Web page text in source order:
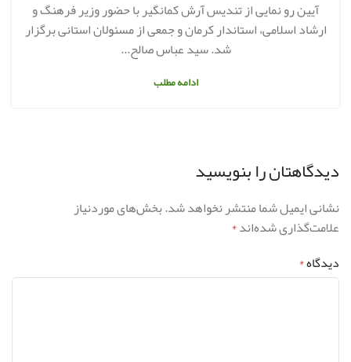
آیین رو نمایی از تندیس آرش کمانگیر با حضور وزیر فرهنگ و
ارشاد اسلامی، استاندار کرمان و جمعی از مسئولان استانی برگزار
شد. سید عباس صالح...
ادامه مطلب
دیدگاهتان را بنویسید
نشانی ایمیل شما منتشر نخواهد شد.بخش‌های موردنیاز
علامت‌گذاری شده‌اند*
دیدگاه*